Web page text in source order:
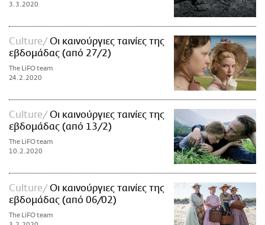
3.3.2020
Culture
Οι καινούργιες ταινίες της
εβδομάδας (από 27/2)
The LiFO team
24.2.2020
Culture
Οι καινούργιες ταινίες της
εβδομάδας (από 13/2)
The LiFO team
10.2.2020
Culture
Οι καινούργιες ταινίες της
εβδομάδας (από 06/02)
The LiFO team